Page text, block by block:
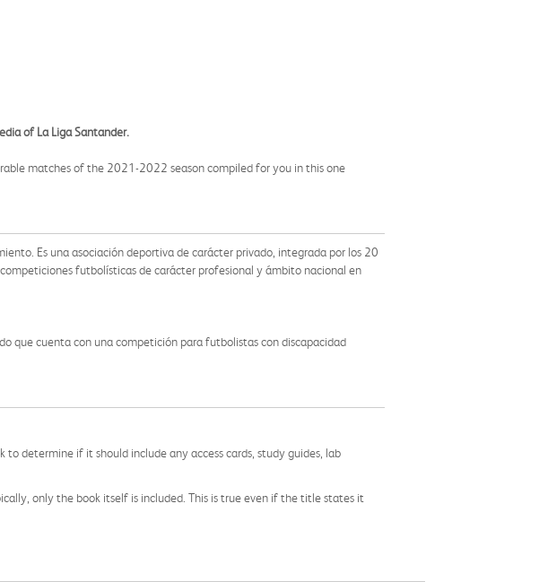
of La Liga Santander.
matches of the 2021-2022 season compiled for you in this one
Es una asociación deportiva de carácter privado, integrada por los 20
futbolísticas de carácter profesional y ámbito nacional en
que cuenta con una competición para futbolistas con discapacidad
determine if it should include any access cards, study guides, lab
only the book itself is included. This is true even if the title states it